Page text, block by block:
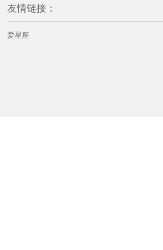
友情链接：
爱星座